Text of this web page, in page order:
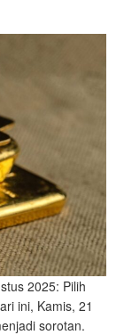
2025: Pilih
ini, Kamis, 21
sorotan.